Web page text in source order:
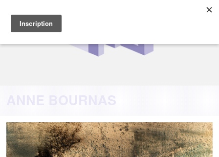
ANNE BOURNAS